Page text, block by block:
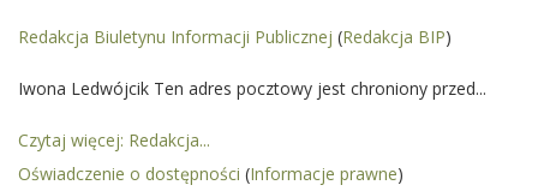
Redakcja Biuletynu Informacji Publicznej (Redakcja BIP)
Iwona Ledwójcik Ten adres pocztowy jest chroniony przed...
Czytaj więcej: Redakcja...
Oświadczenie o dostępności (Informacje prawne)